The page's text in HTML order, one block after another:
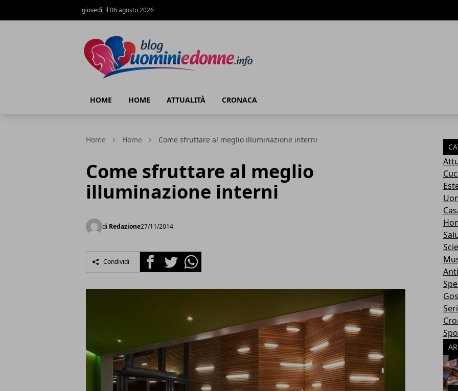
giovedì, il 06 agosto 2026
HOME HOME ATTUALITÀ CRONACA
Home Home Come sfruttare al meglio illuminazione interni
Come sfruttare al meglio
illuminazione interni
di Redazione27/11/2014
Condividi FacebookTwitterWhatsapp